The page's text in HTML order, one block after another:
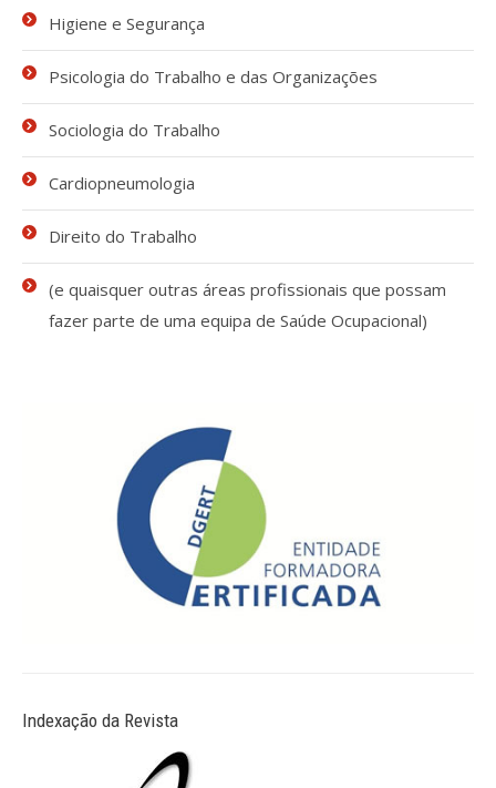
procura)
Sugestões para os Leitores
Investigarem
Congressos
Candidatura a revisor
Como publicitar na nossa revista
Contatos
Informações adicionais
Higiene e Segurança
Psicologia do Trabalho e das Organizações
Sociologia do Trabalho
Cardiopneumologia
Direito do Trabalho
(e quaisquer outras áreas profissionais que possam
fazer parte de uma equipa de Saúde Ocupacional)
Indexação da Revista